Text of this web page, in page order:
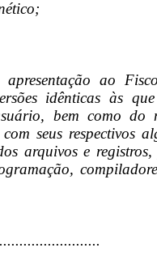
apresentação ao
idênticas às
bem como do
com seus respectivos
arquivos e